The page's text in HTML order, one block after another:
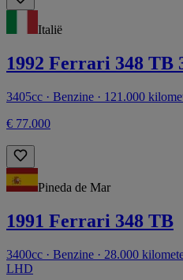
Italië
1992 Ferrari 348 TB
3405cc · Benzine · 121.000
€ 77.000
Pineda de Mar
1991 Ferrari 348 TB
3400cc · Benzine · 28.000
LHD